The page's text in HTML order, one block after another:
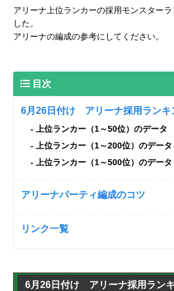
アリーナ上位ランカーの採用モンスター
した。
アリーナの編成の参考にしてください。
目次
6月26日付け アリーナ採用ランキ
上位ランカー（1～50位）のデータ
上位ランカー（1～200位）のデータ
上位ランカー（1～500位）のデータ
アリーナパーティ編成のコツ
リンク一覧
6月26日付け アリーナ採用ラン